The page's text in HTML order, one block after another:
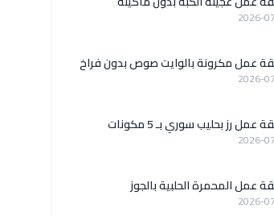
2026-
عمل مكرونة بالوايت صوص بدون فراخ
2026-
عمل رز بحليب سوري بـ 5 مكونات
2026-
عمل المحمرة الحلبية بالجوز
2026-